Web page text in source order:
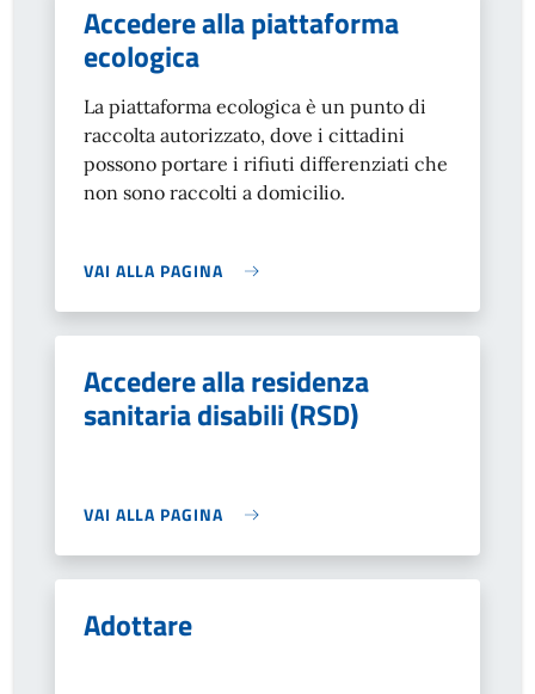
Accedere alla piattaforma
ecologica
La piattaforma ecologica è un punto di
raccolta autorizzato, dove i cittadini
possono portare i rifiuti differenziati che
non sono raccolti a domicilio.
VAI ALLA PAGINA
Accedere alla residenza
sanitaria disabili (RSD)
VAI ALLA PAGINA
Adottare